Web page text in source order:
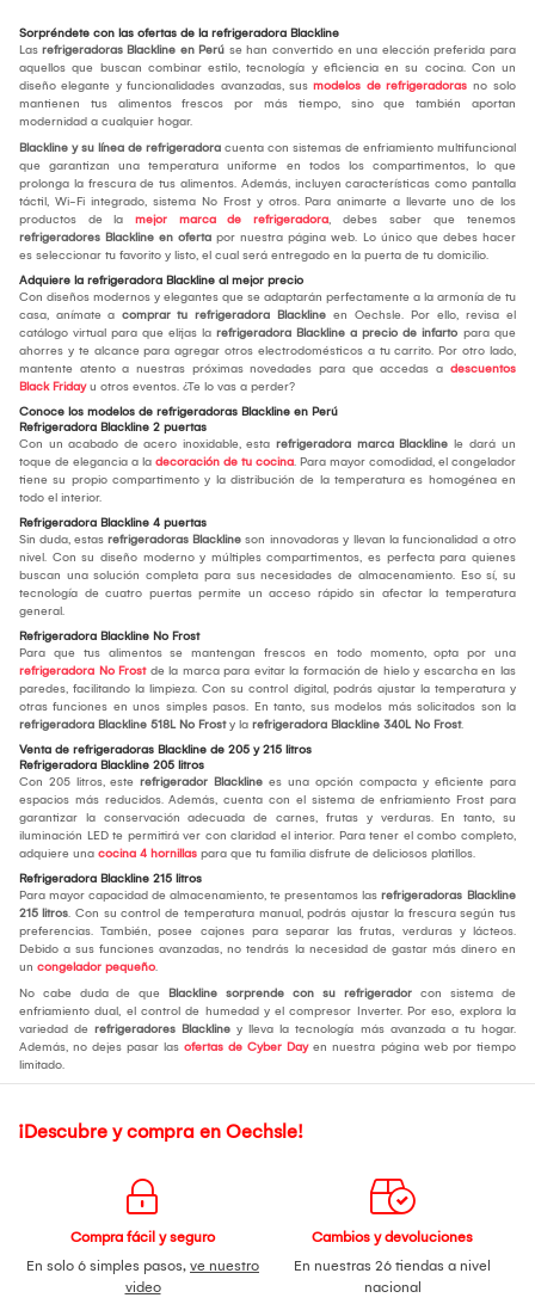
Sorpréndete con las ofertas de la refrigeradora Blackline
Las refrigeradoras Blackline en Perú se han convertido en una elección preferida para
aquellos que buscan combinar estilo, tecnología y eficiencia en su cocina. Con un
diseño elegante y funcionalidades avanzadas, sus modelos de refrigeradoras no solo
mantienen tus alimentos frescos por más tiempo, sino que también aportan
modernidad a cualquier hogar.
Blackline y su línea de refrigeradora cuenta con sistemas de enfriamiento multifuncional
que garantizan una temperatura uniforme en todos los compartimentos, lo que
prolonga la frescura de tus alimentos. Además, incluyen características como pantalla
táctil, Wi-Fi integrado, sistema No Frost y otros. Para animarte a llevarte uno de los
productos de la mejor marca de refrigeradora, debes saber que tenemos
refrigeradores Blackline en oferta por nuestra página web. Lo único que debes hacer
es seleccionar tu favorito y listo, el cual será entregado en la puerta de tu domicilio.
Adquiere la refrigeradora Blackline al mejor precio
Con diseños modernos y elegantes que se adaptarán perfectamente a la armonía de tu
casa, anímate a comprar tu refrigeradora Blackline en Oechsle. Por ello, revisa el
catálogo virtual para que elijas la refrigeradora Blackline a precio de infarto para que
ahorres y te alcance para agregar otros electrodomésticos a tu carrito. Por otro lado,
mantente atento a nuestras próximas novedades para que accedas a descuentos
Black Fridayu otros eventos. ¿Te lo vas a perder?
Conoce los modelos de refrigeradoras Blackline en Perú
Refrigeradora Blackline 2 puertas
Con un acabado de acero inoxidable, esta refrigeradora marca Blackline le dará un
toque de elegancia a la decoración de tu cocina. Para mayor comodidad, el congelador
tiene su propio compartimento y la distribución de la temperatura es homogénea en
todo el interior.
Refrigeradora Blackline 4 puertas
Sin duda, estas refrigeradoras Blackline son innovadoras y llevan la funcionalidad a otro
nivel. Con su diseño moderno y múltiples compartimentos, es perfecta para quienes
buscan una solución completa para sus necesidades de almacenamiento. Eso sí, su
tecnología de cuatro puertas permite un acceso rápido sin afectar la temperatura
general.
Refrigeradora Blackline No Frost
Para que tus alimentos se mantengan frescos en todo momento, opta por una
refrigeradora No Frostde la marca para evitar la formación de hielo y escarcha en las
paredes, facilitando la limpieza. Con su control digital, podrás ajustar la temperatura y
otras funciones en unos simples pasos. En tanto, sus modelos más solicitados son la
refrigeradora Blackline 518L No Frosty la refrigeradora Blackline 340L No Frost.
Venta de refrigeradoras Blackline de 205 y 215 litros
Refrigeradora Blackline 205 litros
Con 205 litros, este refrigerador Blackline es una opción compacta y eficiente para
espacios más reducidos. Además, cuenta con el sistema de enfriamiento Frost para
garantizar la conservación adecuada de carnes, frutas y verduras. En tanto, su
iluminación LED te permitirá ver con claridad el interior. Para tener el combo completo,
adquiere una cocina 4 hornillas para que tu familia disfrute de deliciosos platillos.
Refrigeradora Blackline 215 litros
Para mayor capacidad de almacenamiento, te presentamos las refrigeradoras Blackline
215 litros. Con su control de temperatura manual, podrás ajustar la frescura según tus
preferencias. También, posee cajones para separar las frutas, verduras y lácteos.
Debido a sus funciones avanzadas, no tendrás la necesidad de gastar más dinero en
un congelador pequeño.
No cabe duda de que Blackline sorprende con su refrigerador con sistema de
enfriamiento dual, el control de humedad y el compresor Inverter. Por eso, explora la
variedad de refrigeradores Blackline y lleva la tecnología más avanzada a tu hogar.
Además, no dejes pasar las ofertas de Cyber Dayen nuestra página web por tiempo
limitado.
¡Descubre y compra en Oechsle!
Compra fácil y seguro
En solo 6 simples pasos, ve nuestro
video
Cambios y devoluciones
En nuestras 26 tiendas a nivel
nacional